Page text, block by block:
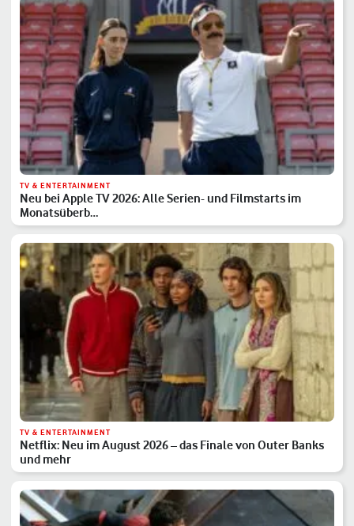
TV & ENTERTAINMENT
Neu bei Apple TV 2026: Alle Serien- und Filmstarts im
Monatsüberb…
TV & ENTERTAINMENT
Netflix: Neu im August 2026 – das Finale von Outer Banks
und mehr